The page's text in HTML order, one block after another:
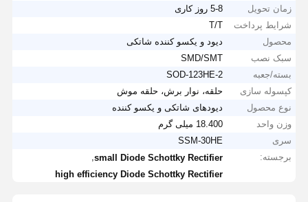
زمان تحویل
5-8 روز کاری
شرایط پرداخت
T/T
محصول
دیود و یکسو کننده شاتکی
سبک نصب
SMD/SMT
بسته/جعبه
SOD-123HE-2
کپسوله سازی
حلقه، نوار برش، حلقه موش
نوع محصول
دیودهای شاتکی و یکسو کننده
وزن واحد
18.400 میلی گرم
سری
SSM-30HE
برجسته:
small Diode Schottky Rectifier
high efficiency Diode Schottky Rectifier